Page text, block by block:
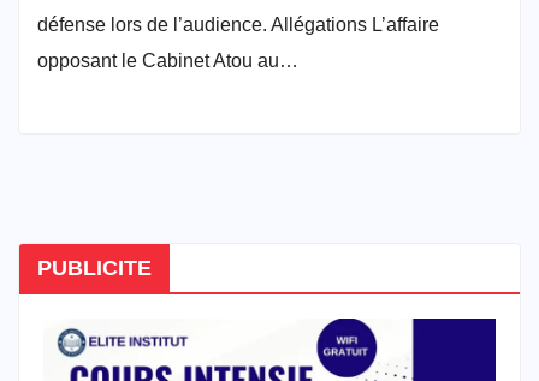
défense lors de l’audience. Allégations L’affaire
opposant le Cabinet Atou au…
PUBLICITE